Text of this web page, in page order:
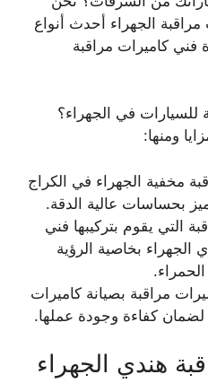
الجهراء أحدث أنواع
فني كاميرات مراقبة
للسيارات في الجهراء؟
ومنها:
مخفية الجهراء في الكراج
بحساسات عالية الدقة.
التي يقوم بتركيبها فني
الجهراء بخاصية الرؤية
مراقبة بصيانة كاميرات
كفاءة وجودة عملها.
هندي الجهراء